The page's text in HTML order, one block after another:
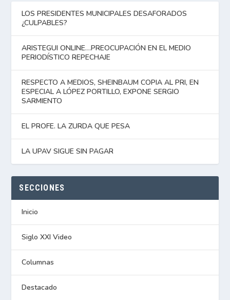
LOS PRESIDENTES MUNICIPALES DESAFORADOS
¿CULPABLES?
ARISTEGUI ONLINE…PREOCUPACIÓN EN EL MEDIO
PERIODÍSTICO REPECHAJE
RESPECTO A MEDIOS, SHEINBAUM COPIA AL PRI, EN
ESPECIAL A LÓPEZ PORTILLO, EXPONE SERGIO
SARMIENTO
EL PROFE. LA ZURDA QUE PESA
LA UPAV SIGUE SIN PAGAR
SECCIONES
Inicio
Siglo XXI Video
Columnas
Destacado